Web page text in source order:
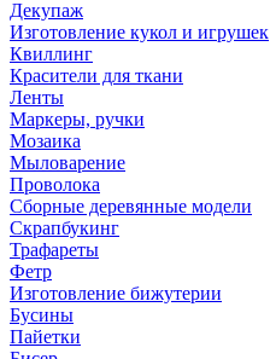
Декупаж
Изготовление кукол и игрушек
Квиллинг
Красители для ткани
Ленты
Маркеры, ручки
Мозаика
Мыловарение
Проволока
Сборные деревянные модели
Скрапбукинг
Трафареты
Фетр
Изготовление бижутерии
Бусины
Пайетки